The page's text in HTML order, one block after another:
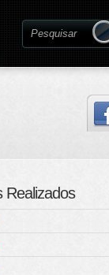
Realizados